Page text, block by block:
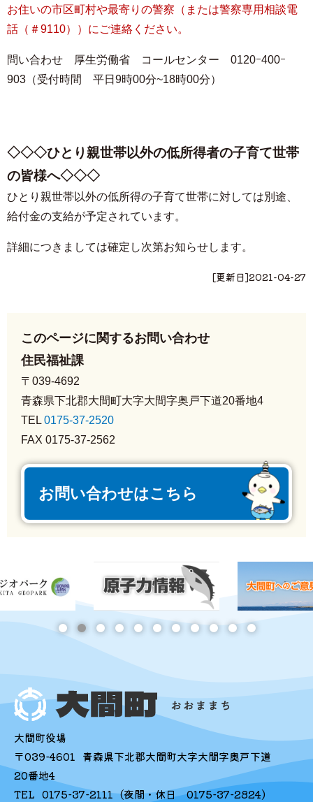
お住いの市区町村や最寄りの警察（または警察専用相談電
話（＃9110））にご連絡ください。
問い合わせ 厚生労働省 コールセンター 0120ｰ400ｰ
903（受付時間 平日9時00分~18時00分）
◇◇◇ひとり親世帯以外の低所得者の子育て世帯
の皆様へ◇◇◇
ひとり親世帯以外の低所得の子育て世帯に対しては別途、
給付金の支給が予定されています。
詳細につきましては確定し次第お知らせします。
[更新日]2021-04-27
このページに関するお問い合わせ
住民福祉課
〒039-4692
青森県下北郡大間町大字大間字奥戸下道20番地4
TEL 0175-37-2520
FAX 0175-37-2562
お問い合わせはこちら
大間町役場
〒039-4601 青森県下北郡大間町大字大間字奥戸下道
20番地4
TEL 0175-37-2111 (夜間・休日0175-37-2824)